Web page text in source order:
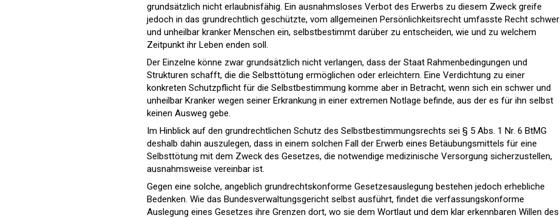
grundsätzlich nicht erlaubnisfähig. Ein ausnahmsloses Verbot des Erwerbs zu diesem Zweck greife
jedoch in das grundrechtlich geschützte, vom allgemeinen Persönlichkeitsrecht umfasste Recht schwer
und unheilbar kranker Menschen ein, selbstbestimmt darüber zu entscheiden, wie und zu welchem
Zeitpunkt ihr Leben enden soll.
Der Einzelne könne zwar grundsätzlich nicht verlangen, dass der Staat Rahmenbedingungen und
Strukturen schafft, die die Selbsttötung ermöglichen oder erleichtern. Eine Verdichtung zu einer
konkreten Schutzpflicht für die Selbstbestimmung komme aber in Betracht, wenn sich ein schwer und
unheilbar Kranker wegen seiner Erkrankung in einer extremen Notlage befinde, aus der es für ihn selbst
keinen Ausweg gebe.
Im Hinblick auf den grundrechtlichen Schutz des Selbstbestimmungsrechts sei § 5 Abs. 1 Nr. 6 BtMG
deshalb dahin auszulegen, dass in einem solchen Fall der Erwerb eines Betäubungsmittels für eine
Selbsttötung mit dem Zweck des Gesetzes, die notwendige medizinische Versorgung sicherzustellen,
ausnahmsweise vereinbar ist.
Gegen eine solche, angeblich grundrechtskonforme Gesetzesauslegung bestehen jedoch erhebliche
Bedenken. Wie das Bundesverwaltungsgericht selbst ausführt, findet die verfassungskonforme
Auslegung eines Gesetzes ihre Grenzen dort, wo sie dem Wortlaut und dem klar erkennbaren Willen des